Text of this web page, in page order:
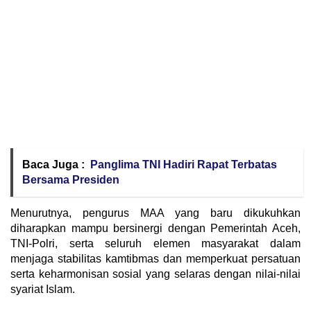
Baca Juga :
Panglima TNI Hadiri Rapat Terbatas
Bersama Presiden
Menurutnya, pengurus MAA yang baru dikukuhkan
diharapkan mampu bersinergi dengan Pemerintah Aceh,
TNI-Polri, serta seluruh elemen masyarakat dalam
menjaga stabilitas kamtibmas dan memperkuat persatuan
serta keharmonisan sosial yang selaras dengan nilai-nilai
syariat Islam.